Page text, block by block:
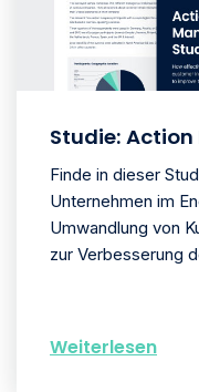
Studie:
Finde in dieser
Unternehmen im
Umwandlung von
zur Verbesserung
Weiterlesen